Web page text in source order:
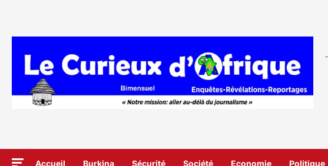
Accueil Burkina Sécurité Société Economie Politique